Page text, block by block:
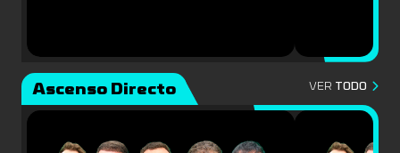
Ascenso Directo VER TODO